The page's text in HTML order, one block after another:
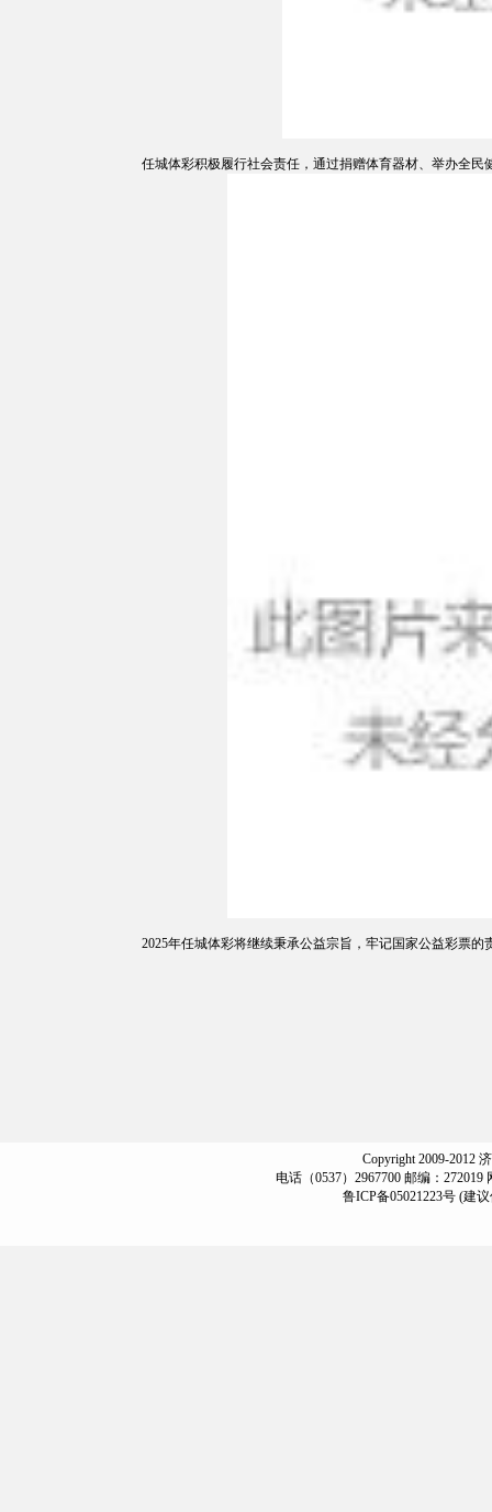
任城体彩积极履行社会责任，通过捐赠体育器材、举办全
2025年任城体彩将继续秉承公益宗旨，牢记国家公益彩票
Copyright 2009-2012
电话（0537）2967700 邮编：272019
鲁ICP备05021223号 (建议